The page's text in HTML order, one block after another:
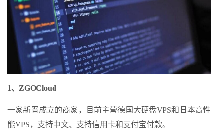
1、ZGOCloud
一家新晋成立的商家，目前主营德国大硬盘VPS和日本高性
能VPS，支持中文、支持信用卡和支付宝付款。